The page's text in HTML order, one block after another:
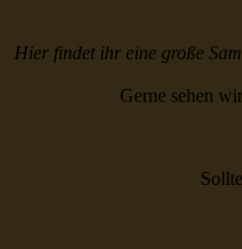
Hier findet ihr eine große
Gerne sehen